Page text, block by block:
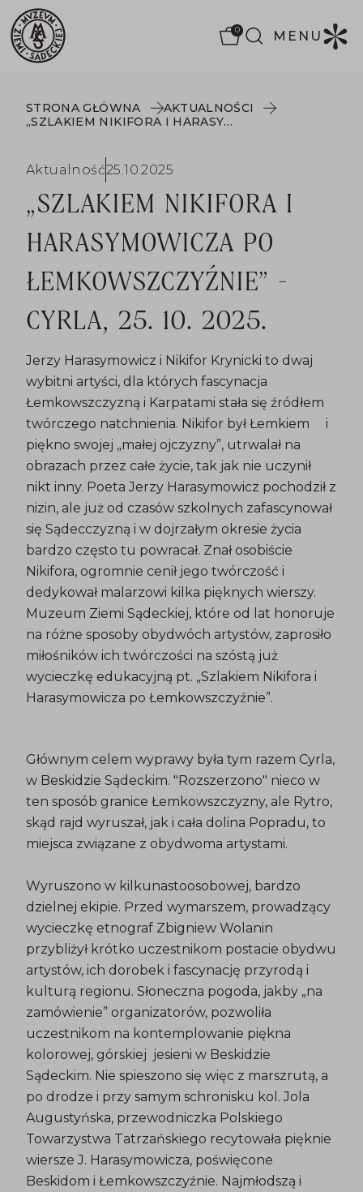
0 MENU
STRONA GŁÓWNA
AKTUALNOŚCI
„SZLAKIEM NIKIFORA I HARASYMOWICZA PO ŁEMKOWSZCZYŹNIE” - CYRLA, 25. 10. 2025.
Aktualność25.10.2025
„SZLAKIEM NIKIFORA I
HARASYMOWICZA PO
ŁEMKOWSZCZYŹNIE” -
CYRLA, 25. 10. 2025.
Jerzy Harasymowicz i Nikifor Krynicki to dwaj
wybitni artyści, dla których fascynacja
Łemkowszczyzną i Karpatami stała się źródłem
twórczego natchnienia. Nikifor był Łemkiem i
piękno swojej „małej ojczyzny”, utrwalał na
obrazach przez całe życie, tak jak nie uczynił
nikt inny. Poeta Jerzy Harasymowicz pochodził z
nizin, ale już od czasów szkolnych zafascynował
się Sądecczyzną i w dojrzałym okresie życia
bardzo często tu powracał. Znał osobiście
Nikifora, ogromnie cenił jego twórczość i
dedykował malarzowi kilka pięknych wierszy.
Muzeum Ziemi Sądeckiej, które od lat honoruje
na różne sposoby obydwóch artystów, zaprosiło
miłośników ich twórczości na szóstą już
wycieczkę edukacyjną pt. „Szlakiem Nikifora i
Harasymowicza po Łemkowszczyźnie”.
Głównym celem wyprawy była tym razem Cyrla,
w Beskidzie Sądeckim. "Rozszerzono" nieco w
ten sposób granice Łemkowszczyzny, ale Rytro,
skąd rajd wyruszał, jak i cała dolina Popradu, to
miejsca związane z obydwoma artystami.
Wyruszono w kilkunastoosobowej, bardzo
dzielnej ekipie. Przed wymarszem, prowadzący
wycieczkę etnograf Zbigniew Wolanin
przybliżył krótko uczestnikom postacie obydwu
artystów, ich dorobek i fascynację przyrodą i
kulturą regionu. Słoneczna pogoda, jakby „na
zamówienie” organizatorów, pozwoliła
uczestnikom na kontemplowanie piękna
kolorowej, górskiej jesieni w Beskidzie
Sądeckim. Nie spieszono się więc z marszrutą, a
po drodze i przy samym schronisku kol. Jola
Augustyńska, przewodniczka Polskiego
Towarzystwa Tatrzańskiego recytowała pięknie
wiersze J. Harasymowicza, poświęcone
Beskidom i Łemkowszczyźnie. Najmłodszą i